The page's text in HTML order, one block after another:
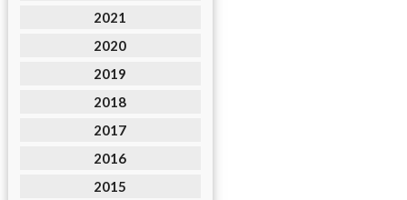
2021
2020
2019
2018
2017
2016
2015